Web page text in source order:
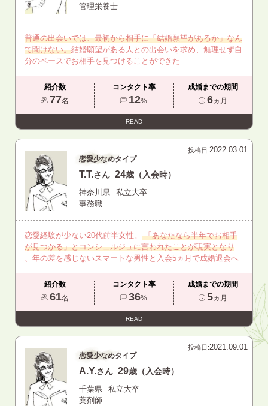
管理栄養士
普通の出会いでは、最初から相手に「結婚願望があるか」なん
て聞けない。結婚願望がある人との出会いを求め、無理せず自
分のペースでお相手を見つけることができた
紹介数
77名
コンタクト率
12%
成婚までの期間
6ヵ月
READ
投稿日:2022.03.01
恋愛少なめタイプ
T.T.さん 24歳（入会時）
神奈川県
私立大卒
事務職
恋愛経験が少ない20代前半女性。 「あなたなら半年でお相手
が見つかる」とコンシェルジュに言われたことが現実となり
、年の差を感じないスマートな男性と入会5ヵ月で成婚退会へ
紹介数
61名
コンタクト率
36%
成婚までの期間
5ヵ月
READ
投稿日:2021.09.01
恋愛少なめタイプ
A.Y.さん 29歳（入会時）
千葉県
私立大卒
薬剤師